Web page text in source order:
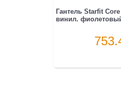
Гантель Starfit Core
винил.